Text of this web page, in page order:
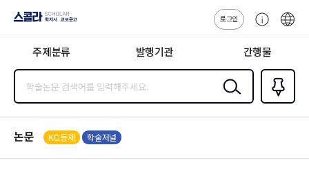
지사·교보문고
로그인
센
주제분류 발행기관 간행물
검색
즐겨찾
기0
논문 KCI등재 학술저널